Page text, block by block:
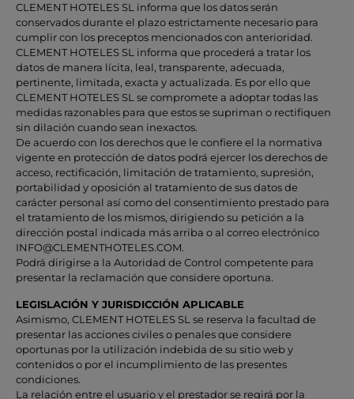
CLEMENT HOTELES SL informa que los datos serán
conservados durante el plazo estrictamente necesario para
cumplir con los preceptos mencionados con anterioridad.
CLEMENT HOTELES SL informa que procederá a tratar los
datos de manera lícita, leal, transparente, adecuada,
pertinente, limitada, exacta y actualizada. Es por ello que
CLEMENT HOTELES SL se compromete a adoptar todas las
medidas razonables para que estos se supriman o rectifiquen
sin dilación cuando sean inexactos.
De acuerdo con los derechos que le confiere el la normativa
vigente en protección de datos podrá ejercer los derechos de
acceso, rectificación, limitación de tratamiento, supresión,
portabilidad y oposición al tratamiento de sus datos de
carácter personal así como del consentimiento prestado para
el tratamiento de los mismos, dirigiendo su petición a la
dirección postal indicada más arriba o al correo electrónico
INFO@CLEMENTHOTELES.COM.
Podrá dirigirse a la Autoridad de Control competente para
presentar la reclamación que considere oportuna.
LEGISLACIÓN Y JURISDICCIÓN APLICABLE
Asimismo, CLEMENT HOTELES SL se reserva la facultad de
presentar las acciones civiles o penales que considere
oportunas por la utilización indebida de su sitio web y
contenidos o por el incumplimiento de las presentes
condiciones.
La relación entre el usuario y el prestador se regirá por la